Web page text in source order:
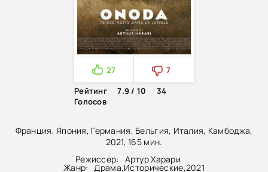
Франция, Япония, Германия, Бельгия, Италия, Камбоджа,
2021, 165 мин.
Режиссер:
Артур Харари
Жанр: Драма,Исторические,2021
27
7
Рейтинг
7.9 / 10
34
Голосов